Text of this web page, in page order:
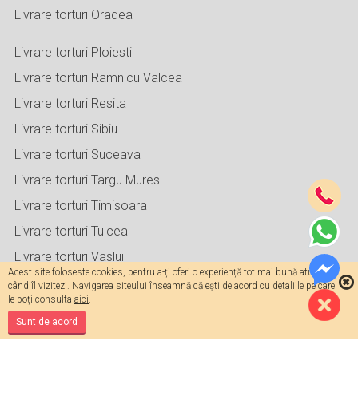
Livrare torturi Oradea
Livrare torturi Ploiesti
Livrare torturi Ramnicu Valcea
Livrare torturi Resita
Livrare torturi Sibiu
Livrare torturi Suceava
Livrare torturi Targu Mures
Livrare torturi Timisoara
Livrare torturi Tulcea
Livrare torturi Vaslui
Acest site foloseste cookies, pentru a-ți oferi o experiență tot mai bună atunci
când îl vizitezi. Navigarea siteului înseamnă că ești de acord cu detaliile pe care
le poți consulta aici.
Sunt de acord